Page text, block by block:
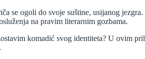
se ogoli do svoje suštine, usijanog
na pravim literarnim gozbama.
komadić svog identiteta? U ovim